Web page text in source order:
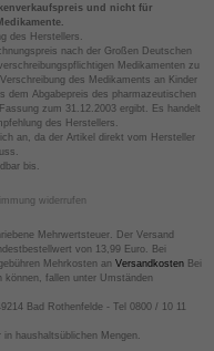
und nicht für
des Herstellers.
nach der Großen Deutschen
Medikamenten zu
des Medikaments an Kinder
dem Abgabepreis des pharmazeutischen
zum 31.12.2003 ergibt. Es handelt
des Herstellers.
an, da der Artikel direkt vom Hersteller
bis.
widerrufen
Mehrwertsteuer. Der Versand
von 13,99 Euro. Bei
Mehrkosten an VersandkostenBei
fallen unter Umständen
Bad Rothenfelde - Tel 0800 / 10 11
haushaltsüblichen Mengen.